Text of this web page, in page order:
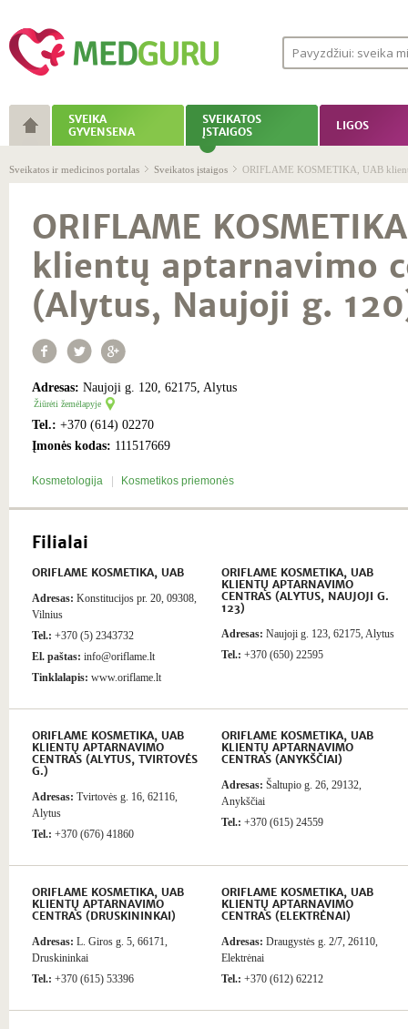
SVEIKA
GYVENSENA
SVEIKATOS
ĮSTAIGOS
LIGOS
Sveikatos ir medicinos portalas Sveikatos įstaigos ORIFLAME KOSMETIKA, UAB
ORIFLAME
klientų aptarnavimo
(Alytus, Naujoji g.
Adresas: Naujoji g. 120, 62175, Alytus
Žiūrėti žemėlapyje
Tel.: +370 (614) 02270
Įmonės kodas: 111517669
Kosmetologija Kosmetikos priemonės
Filialai
ORIFLAME KOSMETIKA, UAB
Adresas: Konstitucijos pr. 20, 09308,
Vilnius
Tel.: +370 (5) 2343732
El. paštas: info@oriflame.lt
Tinklalapis: www.oriflame.lt
ORIFLAME KOSMETIKA, UAB
KLIENTŲ APTARNAVIMO
CENTRAS (ALYTUS, NAUJOJI G.
123)
Adresas: Naujoji g. 123, 62175, Alytus
Tel.: +370 (650) 22595
ORIFLAME KOSMETIKA, UAB
KLIENTŲ APTARNAVIMO
CENTRAS (ALYTUS, TVIRTOVĖS
G.)
Adresas: Tvirtovės g. 16, 62116,
Alytus
Tel.: +370 (676) 41860
ORIFLAME KOSMETIKA, UAB
KLIENTŲ APTARNAVIMO
CENTRAS (ANYKŠČIAI)
Adresas: Šaltupio g. 26, 29132,
Anykščiai
Tel.: +370 (615) 24559
ORIFLAME KOSMETIKA, UAB
KLIENTŲ APTARNAVIMO
CENTRAS (DRUSKININKAI)
Adresas: L. Giros g. 5, 66171,
Druskininkai
Tel.: +370 (615) 53396
ORIFLAME KOSMETIKA, UAB
KLIENTŲ APTARNAVIMO
CENTRAS (ELEKTRĖNAI)
Adresas: Draugystės g. 2/7, 26110,
Elektrėnai
Tel.: +370 (612) 62212